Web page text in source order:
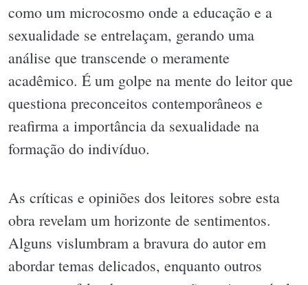
como um microcosmo onde a educação e a
sexualidade se entrelaçam, gerando uma
análise que transcende o meramente
acadêmico. É um golpe na mente do leitor que
questiona preconceitos contemporâneos e
reafirma a importância da sexualidade na
formação do indivíduo.
As críticas e opiniões dos leitores sobre esta
obra revelam um horizonte de sentimentos.
Alguns vislumbram a bravura do autor em
abordar temas delicados, enquanto outros